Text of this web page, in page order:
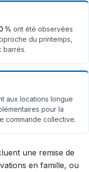
% ont été observées
du printemps,
barrés.
aux locations longue
pour la
commande collective.
une remise de
en famille, ou